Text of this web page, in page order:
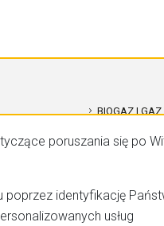
DLA DATA
CAT
BIOGAZ I GAZ
poruszania się po
poprzez identyfikację
usług